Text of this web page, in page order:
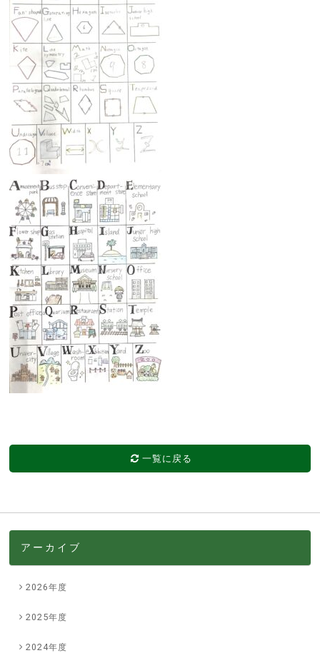
一覧に戻る
アーカイブ
2026年度
2025年度
2024年度